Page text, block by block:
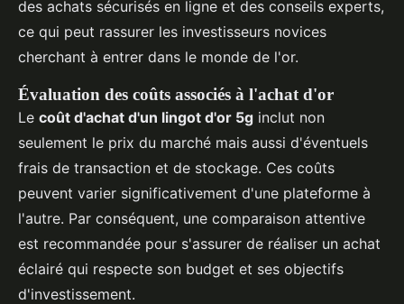
des achats sécurisés en ligne et des conseils experts,
ce qui peut rassurer les investisseurs novices
cherchant à entrer dans le monde de l'or.
Évaluation des coûts associés à l'achat d'or
Le coût d'achat d'un lingot d'or 5g inclut non
seulement le prix du marché mais aussi d'éventuels
frais de transaction et de stockage. Ces coûts
peuvent varier significativement d'une plateforme à
l'autre. Par conséquent, une comparaison attentive
est recommandée pour s'assurer de réaliser un achat
éclairé qui respecte son budget et ses objectifs
d'investissement.